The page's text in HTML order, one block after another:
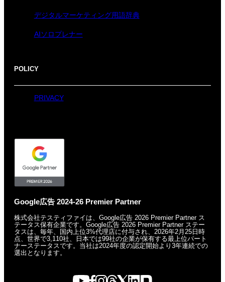
デジタルマーケティング用語辞典
AIソロプレナー
POLICY
PRIVACY
Google広告 2024-26 Premier Partner
株式会社テスティファイは、Google広告 2026 Premier Partner ス
テータス保有企業です。 Google広告 2026 Premier Partner ステー
タスは、毎年、国内上位3%代理店に付与され、 2026年2月25日時
点、世界で3,110社、日本では99社の企業が保有する最上位パート
ナーステータスです。
当社は2024年度の認定開始より3年連続での
選出となります。